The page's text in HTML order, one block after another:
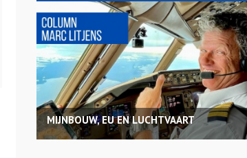
MIJNBOUW, EU EN LUCHTVAART